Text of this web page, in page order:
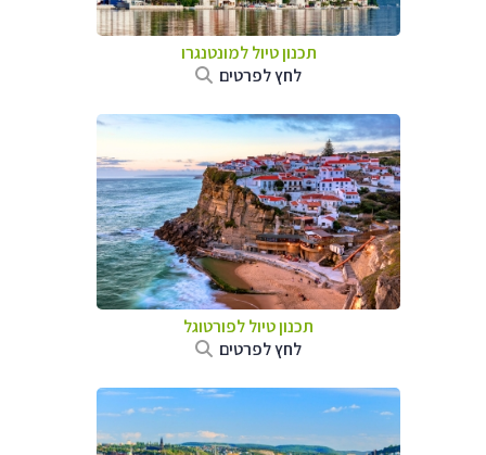
תכנון טיול למונטנגרו
לחץ לפרטים
תכנון טיול לפורטוגל
לחץ לפרטים